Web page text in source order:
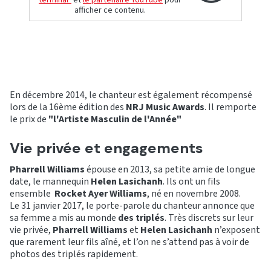
afficher ce contenu.
En décembre 2014, le chanteur est également récompensé
lors de la 16ème édition des NRJ Music Awards. Il remporte
le prix de "l'Artiste Masculin de l'Année"
Vie privée et engagements
Pharrell Williamsépouse en 2013, sa petite amie de longue
date, le mannequin Helen Lasichanh. Ils ont un fils
ensemble Rocket Ayer Williams, né en novembre 2008.
Le 31 janvier 2017, le porte-parole du chanteur annonce que
sa femme a mis au monde des triplés. Très discrets sur leur
vie privée, Pharrell Williamset Helen Lasichanh n’exposent
que rarement leur fils aîné, et l’on ne s’attend pas à voir de
photos des triplés rapidement.